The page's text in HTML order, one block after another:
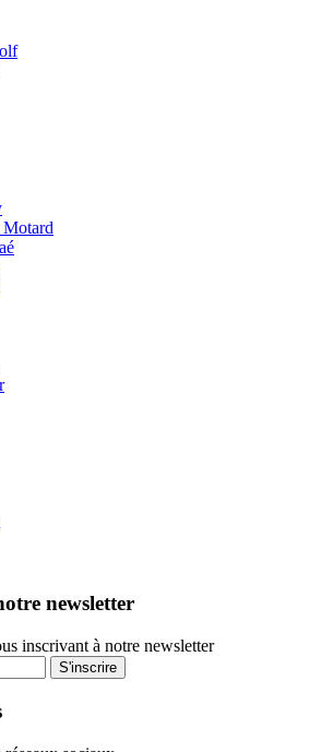
Motard
newsletter
inscrivant à notre newsletter
S'inscrire